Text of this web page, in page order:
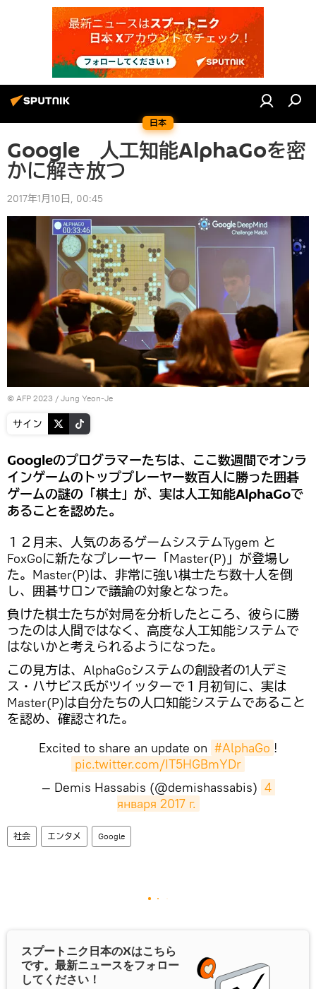
日本
Google 人工知能AlphaGoを密
かに解き放つ
2017年1月10日, 00:45
© AFP 2023 / Jung Yeon-Je
サイン
Googleのプログラマーたちは、ここ数週間でオンラ
インゲームのトッププレーヤー数百人に勝った囲碁
ゲームの謎の「棋士」が、実は人工知能AlphaGoで
あることを認めた。
１２月末、人気のあるゲームシステムTygem と
FoxGoに新たなプレーヤー「Master(P)」が登場し
た。Master(P)は、非常に強い棋士たち数十人を倒
し、囲碁サロンで議論の対象となった。
負けた棋士たちが対局を分析したところ、彼らに勝
ったのは人間ではなく、高度な人工知能システムで
はないかと考えられるようになった。
この見方は、AlphaGoシステムの創設者の1人デミ
ス・ハサビス氏がツイッターで１月初旬に、実は
Master(P)は自分たちの人口知能システムであること
を認め、確認された。
Excited to share an update on #AlphaGo !
pic.twitter.com/IT5HGBmYDr
— Demis Hassabis (@demishassabis) 4
января 2017 г.
社会 エンタメ Google
スプートニク日本のXはこちら
です。最新ニュースをフォロー
してください！